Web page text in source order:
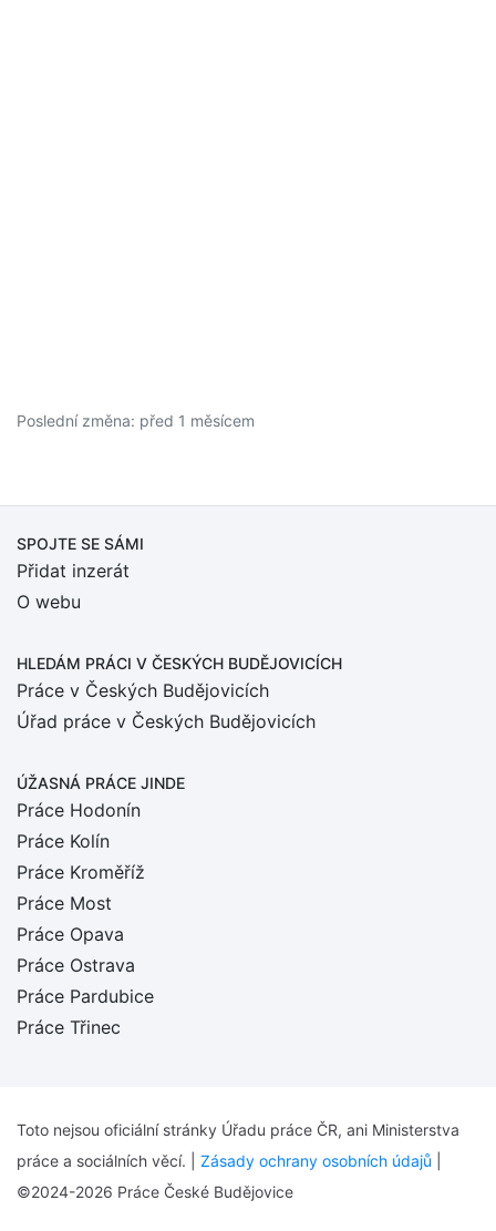
Poslední změna: před 1 měsícem
SPOJTE SE SÁMI
Přidat inzerát
O webu
HLEDÁM PRÁCI V ČESKÝCH BUDĚJOVICÍCH
Práce v Českých Budějovicích
Úřad práce v Českých Budějovicích
ÚŽASNÁ PRÁCE JINDE
Práce Hodonín
Práce Kolín
Práce Kroměříž
Práce Most
Práce Opava
Práce Ostrava
Práce Pardubice
Práce Třinec
Toto nejsou oficiální stránky Úřadu práce ČR, ani Ministerstva
práce a sociálních věcí. | Zásady ochrany osobních údajů
©2024-2026 Práce České Budějovice